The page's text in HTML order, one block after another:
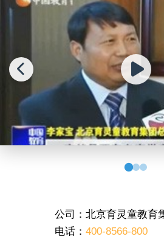
公司：北京育灵童教育
电话： 400-8566-800